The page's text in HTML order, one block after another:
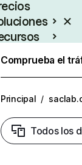
Comprueba el
Principal /
Todos los